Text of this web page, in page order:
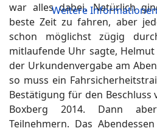
war alles dabei. Natürlich
beste Zeit zu fahren, aber
schon möglichst zügig
mitlaufende Uhr sagte,
der Urkundenvergabe am
so muss ein
Bestätigung für den Beschluss
Boxberg 2014. Dann
Teilnehmern. Das
Weitere Informationen